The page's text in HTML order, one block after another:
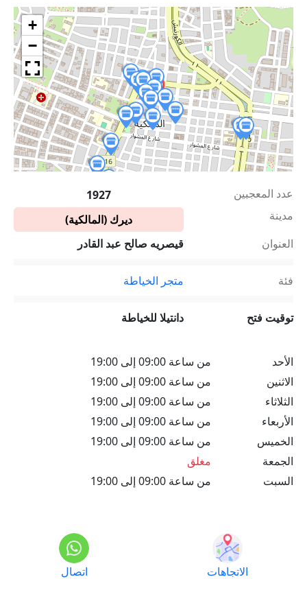
+
−
عدد المعجبين
1927
مدينة
ديرك (المالكية)
العنوان
قيصريه صالح عبد القادر
فئة متجر الخياطة
توقيت فتح دانتيلا للخياطة
الأحد
من ساعة 09:00 إلى 19:00
الاثنين
من ساعة 09:00 إلى 19:00
الثلاثاء
من ساعة 09:00 إلى 19:00
الأربعاء
من ساعة 09:00 إلى 19:00
الخميس
من ساعة 09:00 إلى 19:00
الجمعة
مغلق
السبت
من ساعة 09:00 إلى 19:00
اتصال الاتجاهات